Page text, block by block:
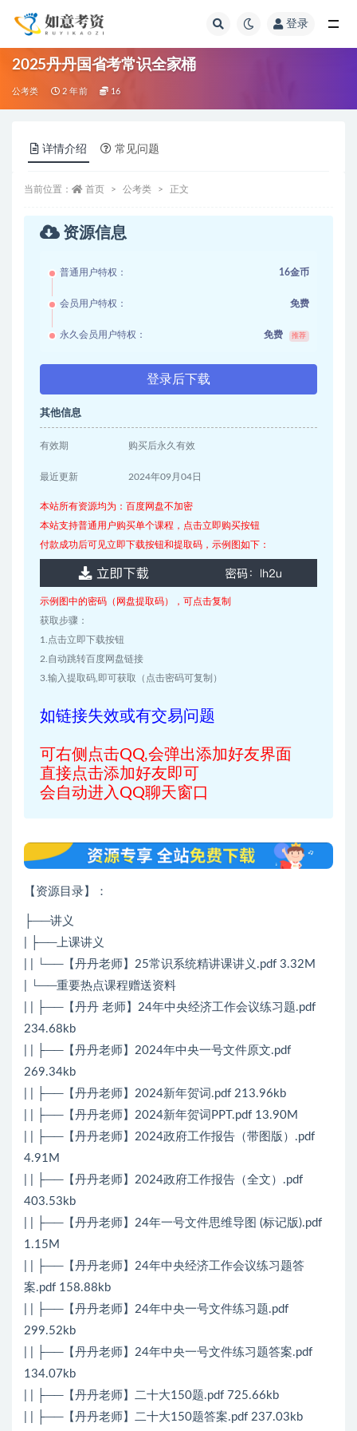
登录
2025丹丹国省考常识全家桶
公考类 2 年前 16
详情介绍 常见问题
当前位置： 首页 公考类 正文
资源信息
普通用户特权： 16金币
会员用户特权： 免费
永久会员用户特权： 免费 推荐
登录后下载
其他信息
有效期 购买后永久有效
最近更新 2024年09月04日
本站所有资源均为：百度网盘不加密
本站支持普通用户购买单个课程，点击立即购买按钮
付款成功后可见立即下载按钮和提取码，示例图如下：
示例图中的密码（网盘提取码），可点击复制
获取步骤：
1.点击立即下载按钮
2.自动跳转百度网盘链接
3.输入提取码,即可获取（点击密码可复制）
如链接失效或有交易问题
可右侧点击QQ,会弹出添加好友界面
直接点击添加好友即可
会自动进入QQ聊天窗口
【资源目录】：
├──讲义
| ├──上课讲义
| | └──【丹丹老师】25常识系统精讲课讲义.pdf 3.32M
| └──重要热点课程赠送资料
| | ├──【丹丹 老师】24年中央经济工作会议练习题.pdf
234.68kb
| | ├──【丹丹老师】2024年中央一号文件原文.pdf
269.34kb
| | ├──【丹丹老师】2024新年贺词.pdf 213.96kb
| | ├──【丹丹老师】2024新年贺词PPT.pdf 13.90M
| | ├──【丹丹老师】2024政府工作报告（带图版）.pdf
4.91M
| | ├──【丹丹老师】2024政府工作报告（全文）.pdf
403.53kb
| | ├──【丹丹老师】24年一号文件思维导图 (标记版).pdf
1.15M
| | ├──【丹丹老师】24年中央经济工作会议练习题答
案.pdf 158.88kb
| | ├──【丹丹老师】24年中央一号文件练习题.pdf
299.52kb
| | ├──【丹丹老师】24年中央一号文件练习题答案.pdf
134.07kb
| | ├──【丹丹老师】二十大150题.pdf 725.66kb
| | ├──【丹丹老师】二十大150题答案.pdf 237.03kb